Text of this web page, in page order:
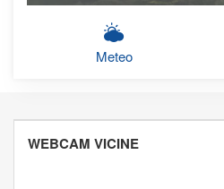
Meteo
WEBCAM VICINE